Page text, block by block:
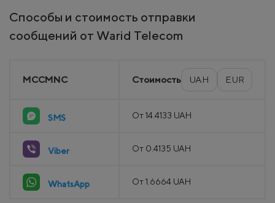
Способы и стоимость отправки
сообщений от Warid Telecom
MCCMNC Стоимость UAH EUR
SMS От 14.4133 UAH
Viber От 0.4135 UAH
WhatsApp От 1.6664 UAH